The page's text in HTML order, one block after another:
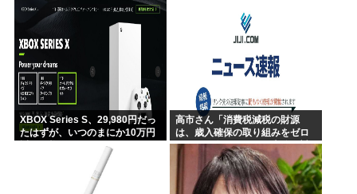
XBOX Series S、29,980円だっ
たはずが、いつのまにか10万円
高市さん「消費税減税の財源
は、歳入確保の取り組みをゼロ
ベースで進めることで十分に対
応できる」サナ、有能